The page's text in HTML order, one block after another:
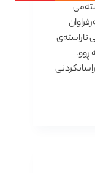
سیستەمی
ئاراستەی
ڕوو.